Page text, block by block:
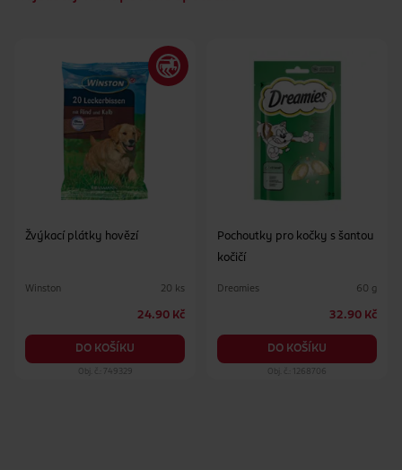
Žvýkací plátky hovězí
Winston 20 ks
24.90 Kč
DO KOŠÍKU
Obj. č.: 749329
Pochoutky pro kočky s šantou
kočičí
Dreamies 60 g
32.90 Kč
DO KOŠÍKU
Obj. č.: 1268706